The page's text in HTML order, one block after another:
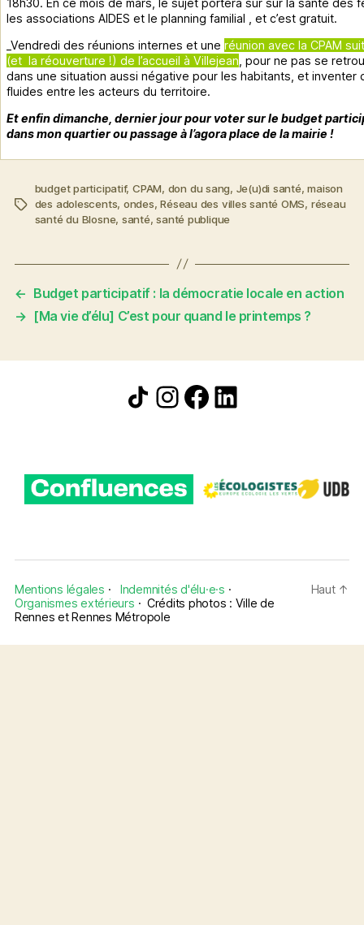
18h30. En ce mois de mars, le sujet portera sur sur la santé des
les associations AIDES et le planning familial , et c’est gratuit.
_Vendredi des réunions internes et uneréunion avec la CPAM
(et la réouverture !) de l’accueil à Villejean , pour ne pas se
dans une situation aussi négative pour les habitants, et inventer
fluides entre les acteurs du territoire.
Et enfin dimanche, dernier jour pour voter sur le budget
dans mon quartier ou passage à l’agora place de la mairie !
Étiquettes
budget participatif, CPAM, don du sang, Je(u)di santé,maison
des adolescents, ondes,Réseau des villes santé OMS, réseau
santé du Blosne, santé,santé publique
← Budget participatif : la démocratie locale en action
→ [Ma vie d’élu] C’est pour quand le printemps ?
Icône de partage
Instagram
Facebook
LinkedIn
Mentions légales · Indemnités d'élu·e·s ·
Organismes extérieurs · Crédits photos : Ville de
Rennes et Rennes Métropole
Haut ↑